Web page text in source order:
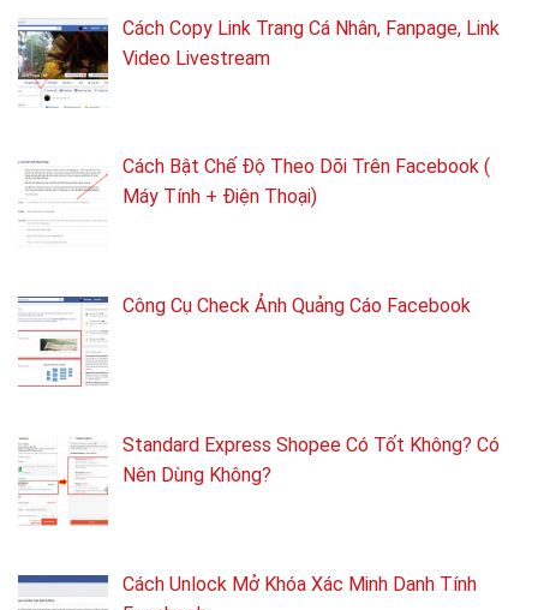
Cách Copy Link Trang Cá Nhân, Fanpage, Link
Video Livestream
Cách Bật Chế Độ Theo Dõi Trên Facebook (
Máy Tính + Điện Thoại)
Công Cụ Check Ảnh Quảng Cáo Facebook
Standard Express Shopee Có Tốt Không? Có
Nên Dùng Không?
Cách Unlock Mở Khóa Xác Minh Danh Tính